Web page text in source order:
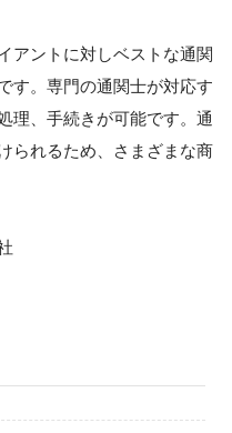
アントに対しベストな通関
す。専門の通関士が対応す
理、手続きが可能です。通
られるため、さまざまな商